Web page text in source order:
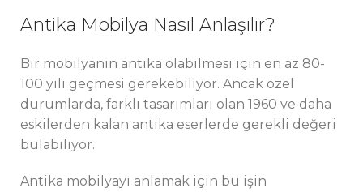
Antika Mobilya Nasıl Anlaşılır?
Bir mobilyanın antika olabilmesi için en az 80-
100 yılı geçmesi gerekebiliyor. Ancak özel
durumlarda, farklı tasarımları olan 1960 ve daha
eskilerden kalan antika eserlerde gerekli değeri
bulabiliyor.
Antika mobilyayı anlamak için bu işin